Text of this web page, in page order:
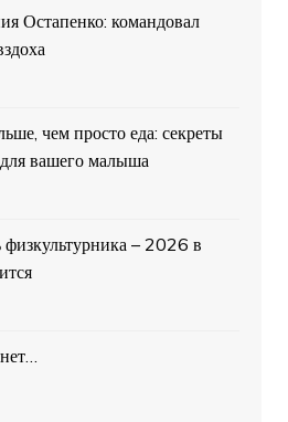
Остапенко: командовал
чем просто еда: секреты
вашего малыша
– 2026 в